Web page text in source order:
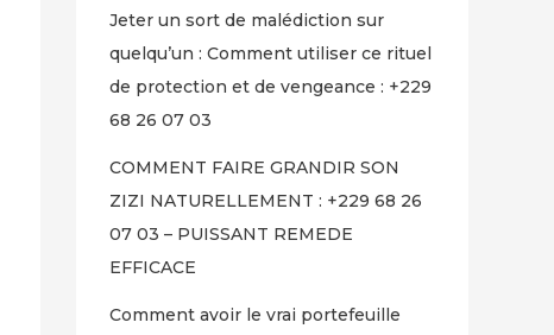
Jeter un sort de malédiction sur
quelqu’un : Comment utiliser ce rituel
de protection et de vengeance : +229
68 26 07 03
COMMENT FAIRE GRANDIR SON
ZIZI NATURELLEMENT : +229 68 26
07 03 – PUISSANT REMEDE
EFFICACE
Comment avoir le vrai portefeuille